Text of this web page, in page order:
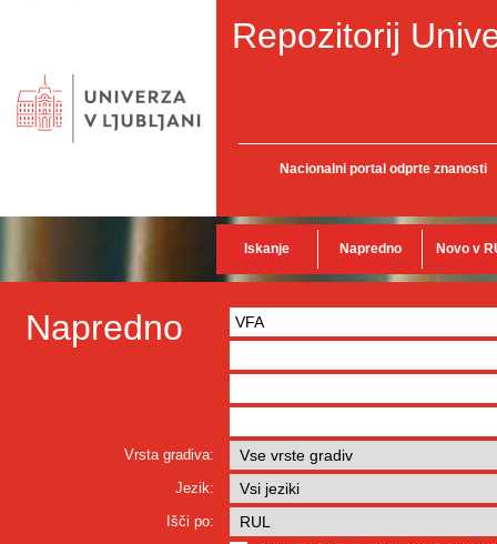
Repozitorij
Nacionalni portal odprte znanosti
Iskanje Napredno Novo v
Napredno
Vrsta gradiva:
Jezik:
Išči po: